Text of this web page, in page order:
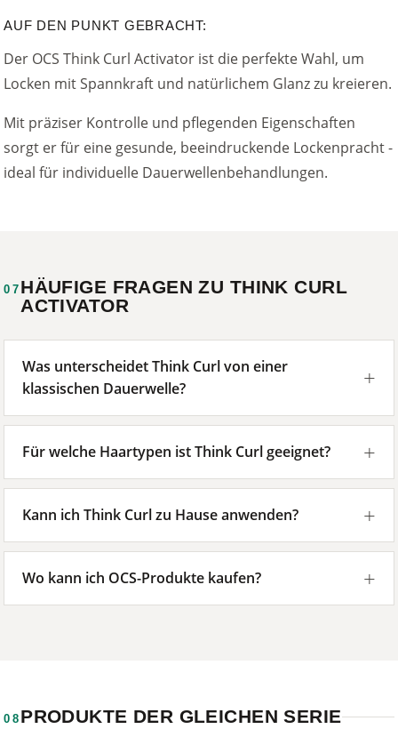
AUF DEN PUNKT GEBRACHT:
Der OCS Think Curl Activator ist die perfekte Wahl, um
Locken mit Spannkraft und natürlichem Glanz zu kreieren.
Mit präziser Kontrolle und pflegenden Eigenschaften
sorgt er für eine gesunde, beeindruckende Lockenpracht -
ideal für individuelle Dauerwellenbehandlungen.
07 HÄUFIGE FRAGEN ZU THINK CURL
ACTIVATOR
Was unterscheidet Think Curl von einer
klassischen Dauerwelle?
Für welche Haartypen ist Think Curl geeignet?
Kann ich Think Curl zu Hause anwenden?
Wo kann ich OCS-Produkte kaufen?
08 PRODUKTE DER GLEICHEN SERIE